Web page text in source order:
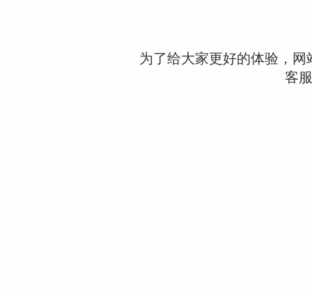
为了给大家更好的体验，
客